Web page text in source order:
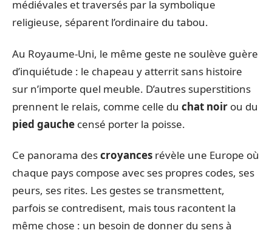
médiévales et traversés par la symbolique
religieuse, séparent l’ordinaire du tabou.
Au Royaume-Uni, le même geste ne soulève guère
d’inquiétude : le chapeau y atterrit sans histoire
sur n’importe quel meuble. D’autres superstitions
prennent le relais, comme celle du chat noir ou du
pied gauche censé porter la poisse.
Ce panorama descroyances révèle une Europe où
chaque pays compose avec ses propres codes, ses
peurs, ses rites. Les gestes se transmettent,
parfois se contredisent, mais tous racontent la
même chose : un besoin de donner du sens à